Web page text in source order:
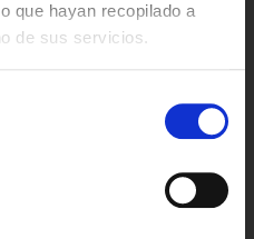
que hayan recopilado a
de sus servicios.